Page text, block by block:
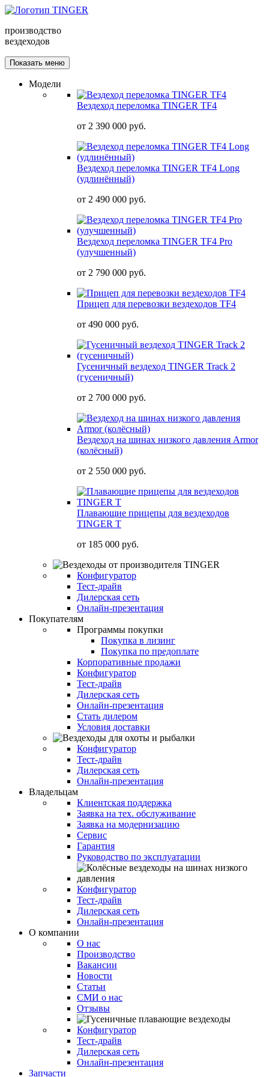
производство
вездеходов
Показать меню
Модели
Вездеход переломка TINGER TF4
от 2 390 000 руб.
Вездеход переломка TINGER TF4 Long
(удлинённый)
от 2 490 000 руб.
Вездеход переломка TINGER TF4 Pro
(улучшенный)
от 2 790 000 руб.
Прицеп для перевозки вездеходов TF4
от 490 000 руб.
Гусеничный вездеход TINGER Track 2
(гусеничный)
от 2 700 000 руб.
Вездеход на шинах низкого давления Armor
(колёсный)
от 2 550 000 руб.
Плавающие прицепы для вездеходов
TINGER T
от 185 000 руб.
Конфигуратор
Тест-драйв
Дилерская сеть
Онлайн-презентация
Покупателям
Программы покупки
Покупка в лизинг
Покупка по предоплате
Корпоративные продажи
Конфигуратор
Тест-драйв
Дилерская сеть
Онлайн-презентация
Стать дилером
Условия доставки
Конфигуратор
Тест-драйв
Дилерская сеть
Онлайн-презентация
Владельцам
Клиентская поддержка
Заявка на тех. обслуживание
Заявка на модернизацию
Сервис
Гарантия
Руководство по эксплуатации
Конфигуратор
Тест-драйв
Дилерская сеть
Онлайн-презентация
О компании
О нас
Производство
Вакансии
Новости
Статьи
СМИ о нас
Отзывы
Конфигуратор
Тест-драйв
Дилерская сеть
Онлайн-презентация
Запчасти